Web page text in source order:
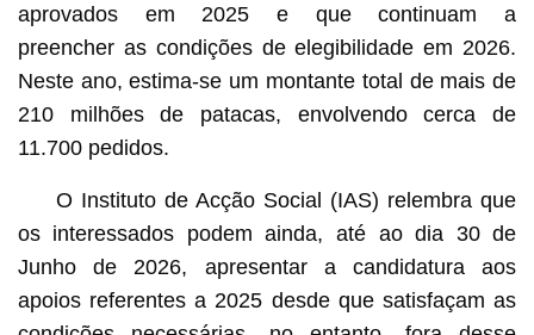
aprovados em 2025 e que continuam a
preencher as condições de elegibilidade em 2026.
Neste ano, estima-se um montante total de mais de
210 milhões de patacas, envolvendo cerca de
11.700 pedidos.
O Instituto de Acção Social (IAS) relembra que
os interessados podem ainda, até ao dia 30 de
Junho de 2026, apresentar a candidatura aos
apoios referentes a 2025 desde que satisfaçam as